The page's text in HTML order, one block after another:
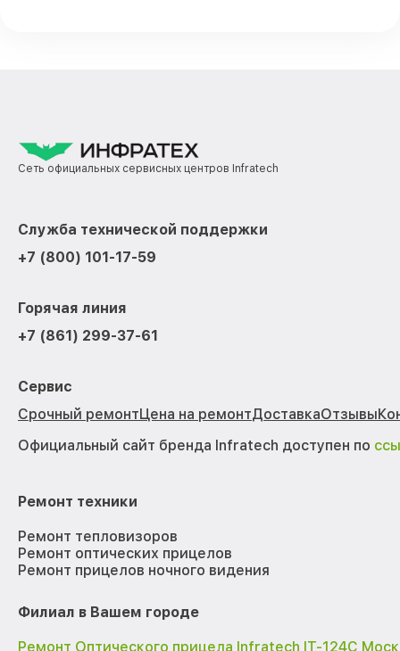
Сеть официальных сервисных центров Infratech
Служба технической поддержки
+7 (800) 101-17-59
Горячая линия
+7 (861) 299-37-61
Сервис
Срочный ремонтЦена на ремонтДоставкаОтзывы
Официальный сайт бренда Infratech доступен по
Ремонт техники
Ремонт тепловизоров
Ремонт оптических прицелов
Ремонт прицелов ночного видения
Филиал в Вашем городе
Ремонт Оптического прицела Infratech IT-124C